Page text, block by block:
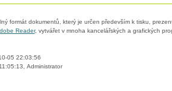
formát dokumentů, který je určen především k tisku,
Reader, vytvářet v mnoha kancelářských a grafických
05 22:03:56
Administrator